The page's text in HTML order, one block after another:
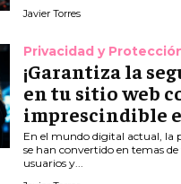
Javier Torres
Privacidad y
¡Garantiza la
en tu sitio web
imprescindible
En el mundo digital actual, la
se han convertido en temas
usuarios y...